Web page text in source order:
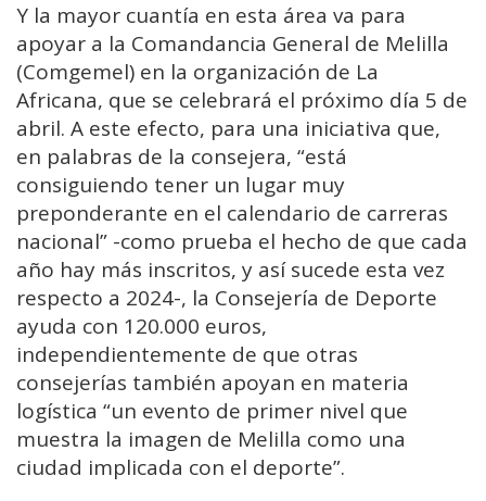
Y la mayor cuantía en esta área va para
apoyar a la Comandancia General de Melilla
(Comgemel) en la organización de La
Africana, que se celebrará el próximo día 5 de
abril. A este efecto, para una iniciativa que,
en palabras de la consejera, “está
consiguiendo tener un lugar muy
preponderante en el calendario de carreras
nacional” -como prueba el hecho de que cada
año hay más inscritos, y así sucede esta vez
respecto a 2024-, la Consejería de Deporte
ayuda con 120.000 euros,
independientemente de que otras
consejerías también apoyan en materia
logística “un evento de primer nivel que
muestra la imagen de Melilla como una
ciudad implicada con el deporte”.